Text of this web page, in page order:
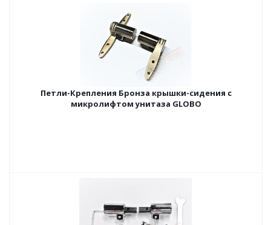
Петли-Крепления Бронза крышки-сидения с
микролифтом унитаза GLOBO